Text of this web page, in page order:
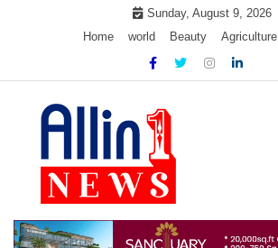
Sunday, August 9, 2026
Home
world Beauty Agriculture
Allin1news